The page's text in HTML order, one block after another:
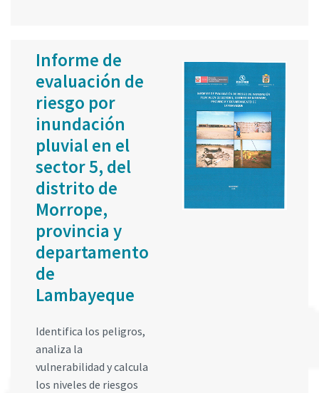
Informe de
evaluación de
riesgo por
inundación
pluvial en el
sector 5, del
distrito de
Morrope,
provincia y
departamento
de
Lambayeque
Identifica los peligros,
analiza la
vulnerabilidad y calcula
los niveles de riesgos